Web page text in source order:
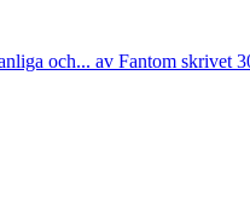
och... av Fantom skrivet